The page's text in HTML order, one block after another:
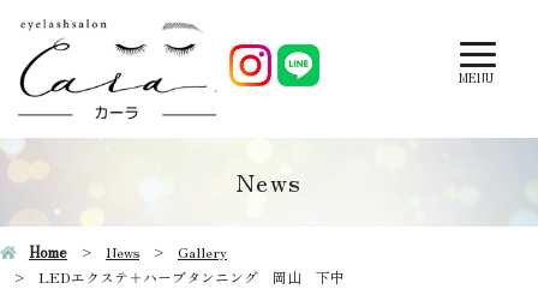
MENU
News
Home News
Gallery
LEDエクステ＋ハーブタンニング 岡山 下中